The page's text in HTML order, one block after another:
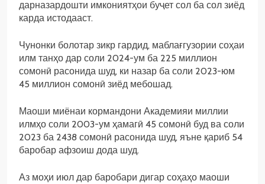
дарназардошти имкониятҳои буҷет сол ба сол зиёд
карда истодааст.
Чунонки болотар зикр гардид, маблағгузории соҳаи
илм танҳо дар соли 2024-ум ба 225 миллион
сомонӣ расонида шуд, ки назар ба соли 2023-юм
45 миллион сомонӣ зиёд мебошад.
Маоши миёнаи кормандони Академияи миллии
илмҳо соли 2003-ум ҳамагӣ 45 сомонӣ буд ва соли
2023 ба 2438 сомонӣ расонида шуд, яъне қариб 54
баробар афзоиш дода шуд.
Аз моҳи июл дар баробари дигар соҳаҳо маоши